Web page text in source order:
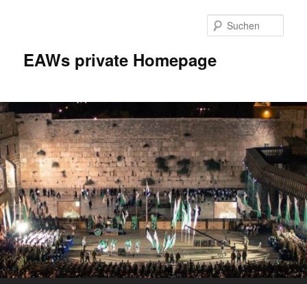
EAWs private Homepage